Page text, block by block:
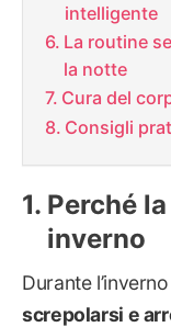
intelligente
La routine
la notte
Cura del
Consigli
Perché
inverno
Durante
screpolarsi e